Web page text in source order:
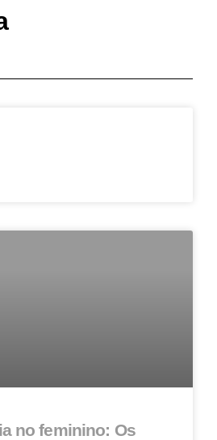
no feminino: Os